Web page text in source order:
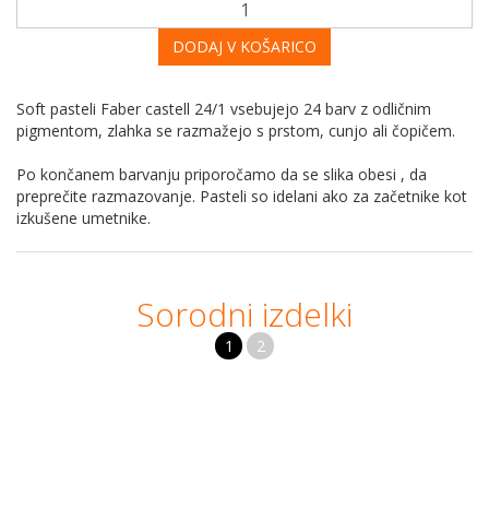
DODAJ V KOŠARICO
Soft pasteli Faber castell 24/1 vsebujejo 24 barv z odličnim
pigmentom, zlahka se razmažejo s prstom, cunjo ali čopičem.
Po končanem barvanju priporočamo da se slika obesi , da
preprečite razmazovanje. Pasteli so idelani ako za začetnike kot
izkušene umetnike.
Sorodni izdelki
1 2